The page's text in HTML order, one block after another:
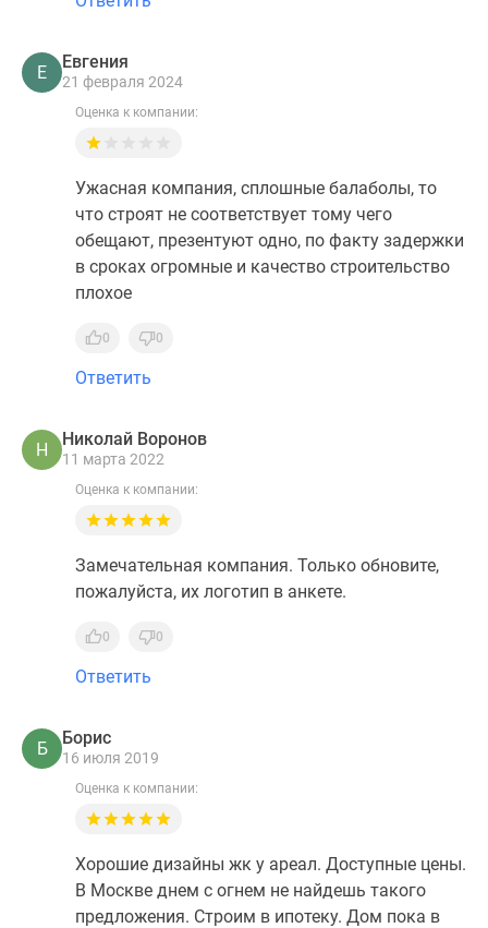
Е
Евгения
21 февраля 2024
Оценка к компании:
Ужасная компания, сплошные балаболы, то
что строят не соответствует тому чего
обещают, презентуют одно, по факту задержки
в сроках огромные и качество строительство
плохое
0 0
Ответить
Н
Николай Воронов
11 марта 2022
Оценка к компании:
Замечательная компания. Только обновите,
пожалуйста, их логотип в анкете.
0 0
Ответить
Б
Борис
16 июля 2019
Оценка к компании:
Хорошие дизайны жк у ареал. Доступные цены.
В Москве днем с огнем не найдешь такого
предложения. Строим в ипотеку. Дом пока в